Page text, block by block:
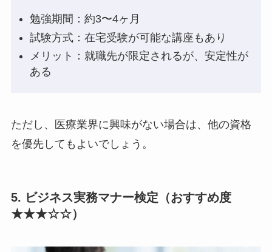
勉強期間：約3〜4ヶ月
試験方式：在宅受験が可能な講座もあり
メリット：就職先が限定されるが、安定性が
ある
ただし、医療業界に興味がない場合は、他の資格
を優先してもよいでしょう。
5. ビジネス実務マナー検定（おすすめ度
★★★☆☆）